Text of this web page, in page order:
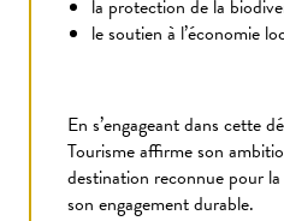
la protection de la
le soutien à l’économie
En s’engageant dans cette
Tourisme affirme son
destination reconnue pour
son engagement durable.